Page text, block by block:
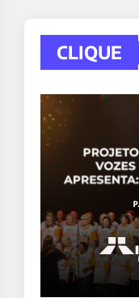
CLIQUE